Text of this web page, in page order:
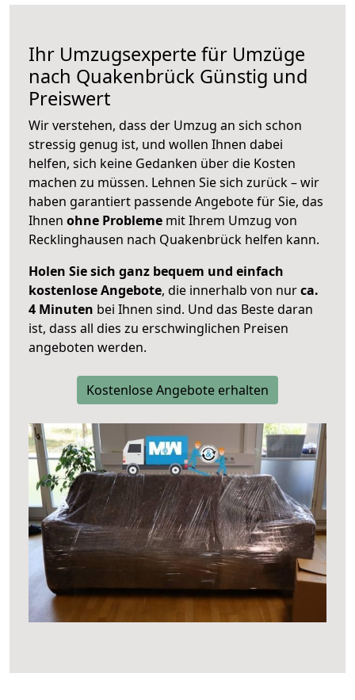
Ihr Umzugsexperte für Umzüge
nach Quakenbrück Günstig und
Preiswert
Wir verstehen, dass der Umzug an sich schon
stressig genug ist, und wollen Ihnen dabei
helfen, sich keine Gedanken über die Kosten
machen zu müssen. Lehnen Sie sich zurück – wir
haben garantiert passende Angebote für Sie, das
Ihnen ohne Probleme mit Ihrem Umzug von
Recklinghausen nach Quakenbrück helfen kann.
Holen Sie sich ganz bequem und einfach
kostenlose Angebote, die innerhalb von nurca.
4 Minuten bei Ihnen sind. Und das Beste daran
ist, dass all dies zu erschwinglichen Preisen
angeboten werden.
Kostenlose Angebote erhalten